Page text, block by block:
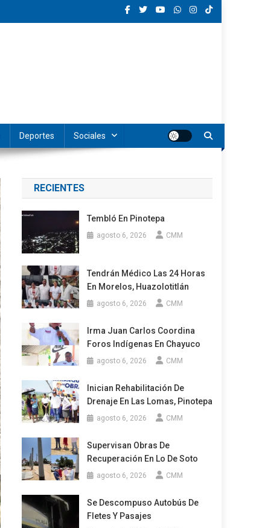
Deportes Sociales
RECIENTES
Tembló En Pinotepa
agosto 6, 2026 CMM
Tendrán Médico Las 24 Horas
En Morelos, Huazolotitlán
agosto 6, 2026 CMM
Irma Juan Carlos Coordina
Foros Indígenas En Chayuco
agosto 6, 2026 CMM
Inician Rehabilitación De
Drenaje En Las Lomas, Pinotepa
agosto 6, 2026 CMM
Supervisan Obras De
Recuperación En Lo De Soto
agosto 6, 2026 CMM
Se Descompuso Autobús De
Fletes Y Pasajes